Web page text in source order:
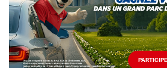
2026
Locations